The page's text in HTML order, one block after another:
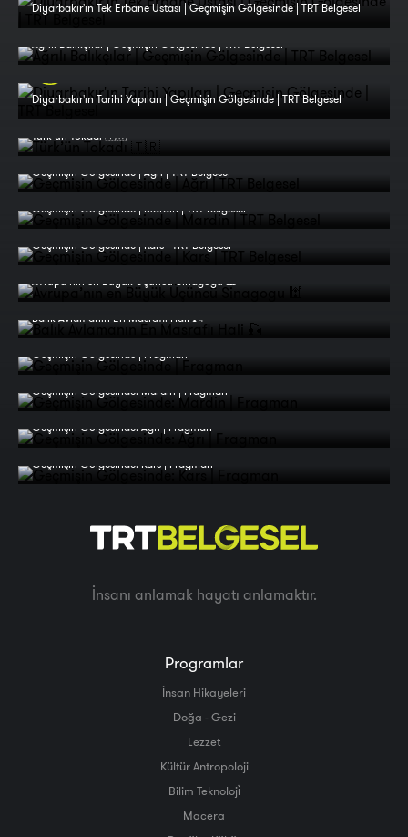
Diyarbakır'ın Tek Erbane Ustası | Geçmişin Gölgesinde | TRT Belgesel
Ağrılı Balıkçılar | Geçmişin Gölgesinde | TRT Belgesel
Diyarbakır'ın Tarihi Yapıları | Geçmişin Gölgesinde | TRT Belgesel
Türk’ün Tokadı 🇹🇷
Geçmişin Gölgesinde | Ağrı | TRT Belgesel
Geçmişin Gölgesinde | Mardin | TRT Belgesel
Geçmişin Gölgesinde | Kars | TRT Belgesel
Avrupa’nın en Büyük Üçüncü Sinagogu 🕍
Balık Avlamanın En Masraflı Hali 🎣
Geçmişin Gölgesinde | Fragman
Geçmişin Gölgesinde: Mardin | Fragman
Geçmişin Gölgesinde: Ağrı | Fragman
Geçmişin Gölgesinde: Kars | Fragman
İnsanı anlamak hayatı anlamaktır.
Programlar
İnsan Hikayeleri
Doğa - Gezi
Lezzet
Kültür Antropoloji
Bilim Teknoloji̇
Macera